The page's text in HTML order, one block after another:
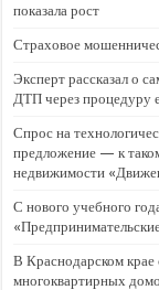
показала рост
Страховое
Эксперт рассказал о
ДТП через процедуру
Спрос на
предложение — к
недвижимости
С нового учебного
В Краснодарском крае
многоквартирных